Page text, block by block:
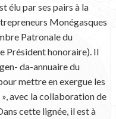
élu par ses pairs à la
Monégasques
Patronale du
Président honoraire). Il
da-annuaire du
mettre en exergue les
avec la collaboration de
cette lignée, il est à